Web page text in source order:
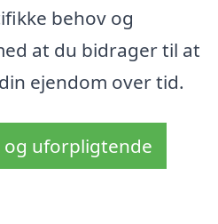
behov og
at du bidrager til at
ejendom over tid.
og uforpligtende